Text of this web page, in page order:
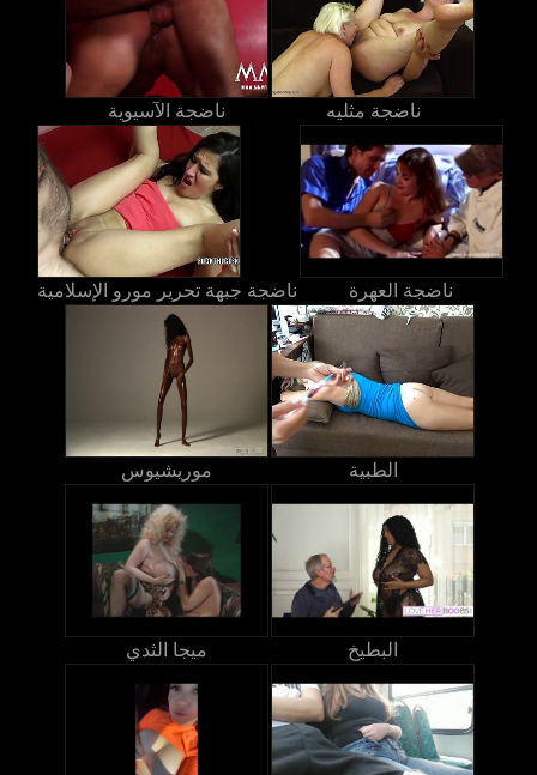
ناضجة الآسيوية ناضجة مثليه
ناضجة جبهة تحرير مورو الإسلامية ناضجة العهرة
موريشيوس الطبية
ميجا الثدي البطيخ